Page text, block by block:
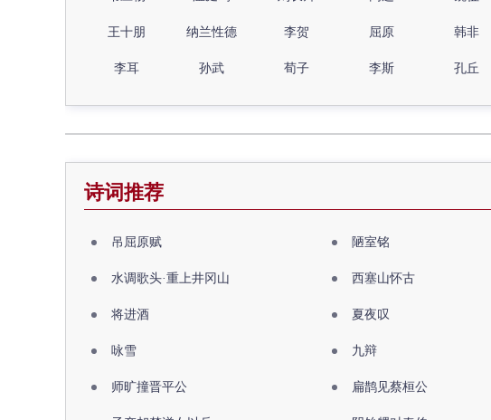
王十朋 纳兰性德 李贺 屈原 韩非
李耳 孙武 荀子 李斯 孔丘
诗词推荐
吊屈原赋 陋室铭
水调歌头·重上井冈山 西塞山怀古
将进酒 夏夜叹
咏雪 九辩
师旷撞晋平公 扁鹊见蔡桓公